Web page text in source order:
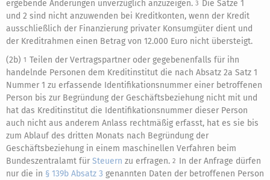
ergebende Änderungen unverzüglich anzuzeigen. 3 Die Sätze 1
und 2 sind nicht anzuwenden bei Kreditkonten, wenn der Kredit
ausschließlich der Finanzierung privater Konsumgüter dient und
der Kreditrahmen einen Betrag von 12.000 Euro nicht übersteigt.
(2b) 1 Teilen der Vertragspartner oder gegebenenfalls für ihn
handelnde Personen dem Kreditinstitut die nach Absatz 2a Satz 1
Nummer 1 zu erfassende Identifikationsnummer einer betroffenen
Person bis zur Begründung der Geschäftsbeziehung nicht mit und
hat das Kreditinstitut die Identifikationsnummer dieser Person
auch nicht aus anderem Anlass rechtmäßig erfasst, hat es sie bis
zum Ablauf des dritten Monats nach Begründung der
Geschäftsbeziehung in einem maschinellen Verfahren beim
Bundeszentralamt für Steuern zu erfragen. 2 In der Anfrage dürfen
nur die in § 139b Absatz 3 genannten Daten der betroffenen Person